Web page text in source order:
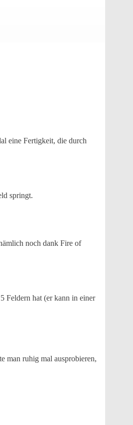
eine Fertigkeit, die durch
springt.
noch dank Fire of
Feldern hat (er kann in einer
man ruhig mal ausprobieren,